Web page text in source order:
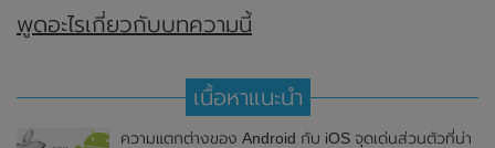
พูดอะไรเกี่ยวกับบทความนี้
เนื้อหาแนะนำ
ความแตกต่างของ Android กับ iOS จุดเด่นส่วนตัวที่น่า